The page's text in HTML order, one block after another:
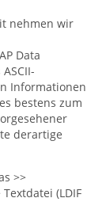
nehmen wir
Data
Informationen
bestens zum
derartige
>>
(LDIF